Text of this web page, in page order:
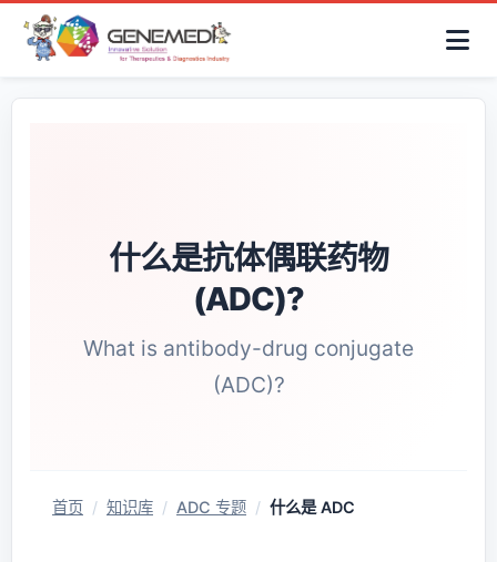
什么是抗体偶联药物
(ADC)?
What is antibody-drug conjugate
(ADC)?
首页 / 知识库 / ADC 专题 / 什么是 ADC